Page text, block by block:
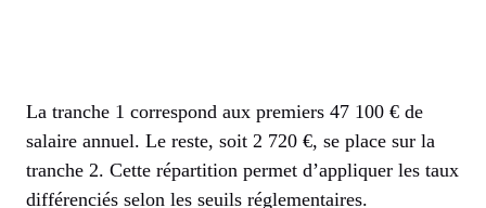
La tranche 1 correspond aux premiers 47 100 € de
salaire annuel. Le reste, soit 2 720 €, se place sur la
tranche 2. Cette répartition permet d’appliquer les taux
différenciés selon les seuils réglementaires.